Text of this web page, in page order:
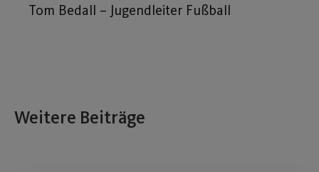
Tom Bedall – Jugendleiter Fußball
Weitere Beiträge